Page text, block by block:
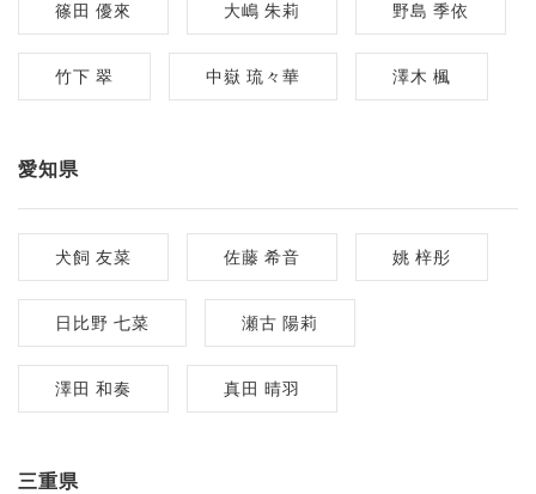
篠田 優來 大嶋 朱莉 野島 季依
竹下 翠 中嶽 琉々華 澤木 楓
愛知県
犬飼 友菜 佐藤 希音 姚 梓彤
日比野 七菜 瀬古 陽莉
澤田 和奏 真田 晴羽
三重県